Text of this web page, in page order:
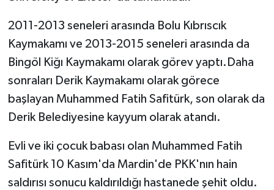
2011-2013 seneleri arasında Bolu Kıbrıscık
Kaymakamı ve 2013-2015 seneleri arasında da
Bingöl Kiğı Kaymakamı olarak görev yaptı.Daha
sonraları Derik Kaymakamı olarak görece
başlayan Muhammed Fatih Safitürk, son olarak da
Derik Belediyesine kayyum olarak atandı.
Evli ve iki çocuk babası olan Muhammed Fatih
Safitürk 10 Kasım'da Mardin'de PKK'nın hain
saldırısı sonucu kaldırıldığı hastanede şehit oldu.